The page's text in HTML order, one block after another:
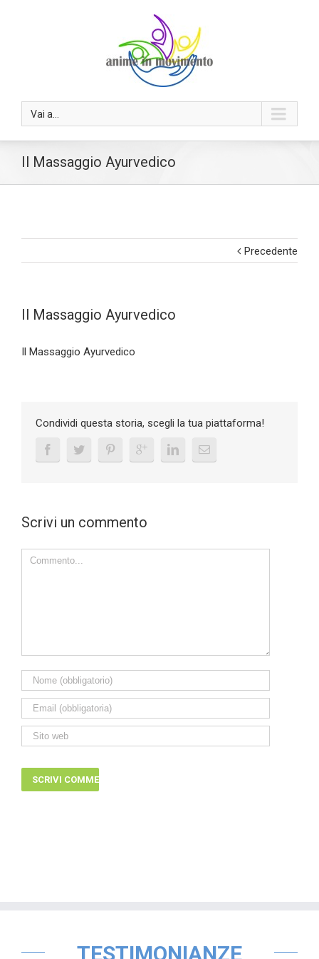
Vai a...
Il Massaggio Ayurvedico
Precedente
Il Massaggio Ayurvedico
Il Massaggio Ayurvedico
Condividi questa storia, scegli la tua piattaforma!
Scrivi un commento
TESTIMONIANZE